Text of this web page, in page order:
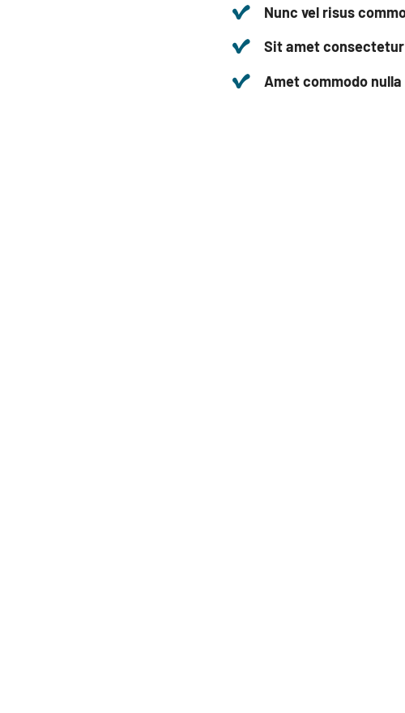
Nunc vel risus
Sit amet
Amet commodo